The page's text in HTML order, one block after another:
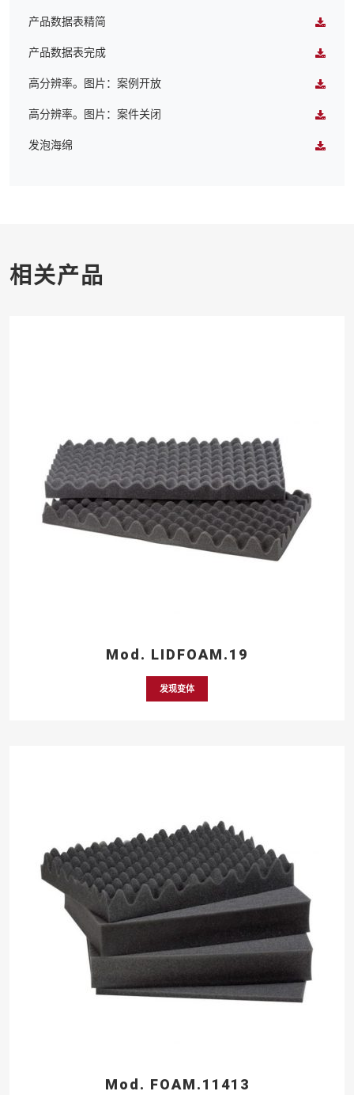
产品数据表精简
产品数据表完成
高分辨率。图片：案例开放
高分辨率。图片：案件关闭
发泡海绵
相关产品
Mod. LIDFOAM.19
发现变体
Mod. FOAM.11413